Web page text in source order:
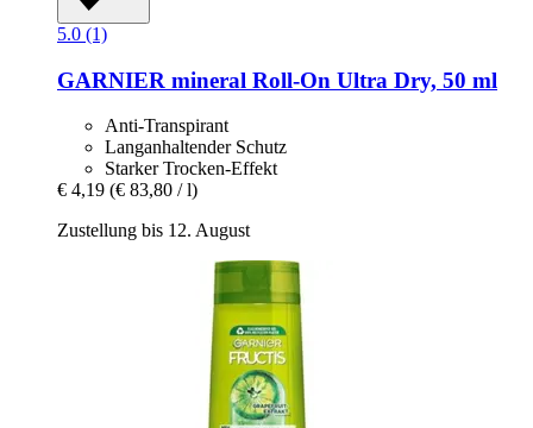
5.0 (1)
GARNIER mineral Roll-​On Ultra Dry, 50 ml
Anti-Transpirant
Langanhaltender Schutz
Starker Trocken-Effekt
€ 4,19 (€ 83,80 / l)
Zustellung bis 12. August